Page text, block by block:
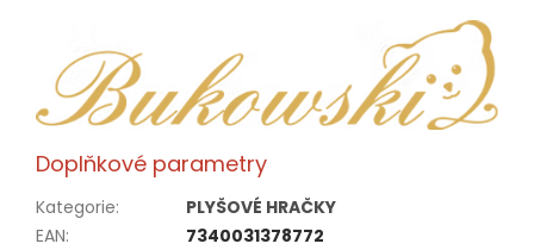
Doplňkové parametry
Kategorie:
PLYŠOVÉ HRAČKY
EAN:
7340031378772